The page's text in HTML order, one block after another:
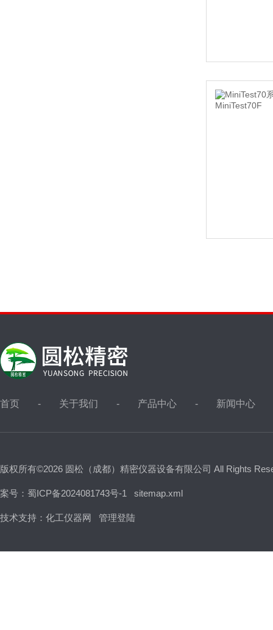
首页 关于我们 产品中心 新闻中心
版权所有©2026 圆松（成都）精密仪器设备有限公司 All Rights
案号：蜀ICP备2024081743号-1 sitemap.xml
技术支持： 化工仪器网 管理登陆